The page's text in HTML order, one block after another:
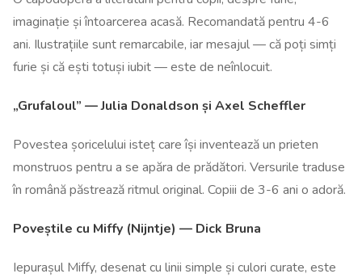
imaginație și întoarcerea acasă. Recomandată pentru 4-6
ani. Ilustrațiile sunt remarcabile, iar mesajul — că poți simți
furie și că ești totuși iubit — este de neînlocuit.
„Grufaloul” — Julia Donaldson și Axel Scheffler
Povestea șoricelului isteț care își inventează un prieten
monstruos pentru a se apăra de prădători. Versurile traduse
în română păstrează ritmul original. Copiii de 3-6 ani o adoră.
Poveștile cu Miffy (Nijntje) — Dick Bruna
Iepurașul Miffy, desenat cu linii simple și culori curate, este